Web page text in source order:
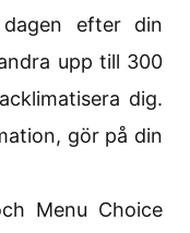
efter din
upp till 300
dig.
gör på din
Menu Choice